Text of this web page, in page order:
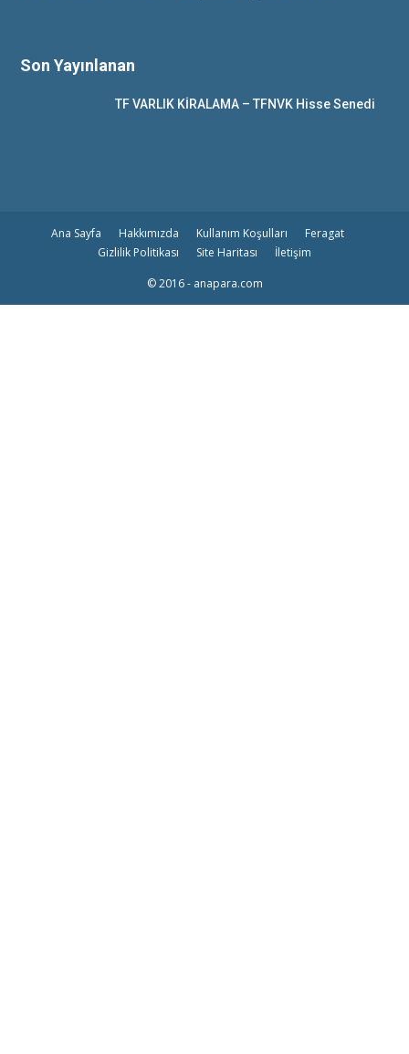
Son Yayınlanan
TF VARLIK KİRALAMA – TFNVK Hisse Senedi
Ana Sayfa Hakkımızda Kullanım Koşulları
Feragat
Gizlilik Politikası
Site Haritası
İletişim
© 2016 - anapara.com